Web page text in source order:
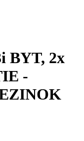
BYT, 2x
-